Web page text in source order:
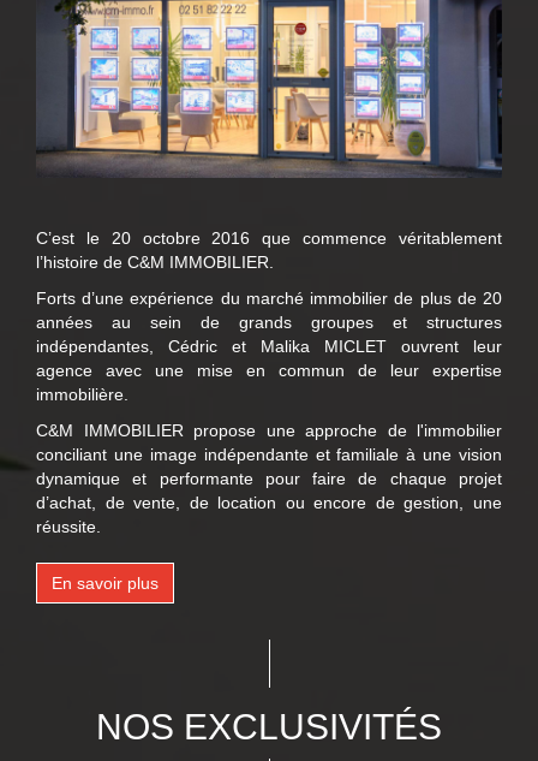
C’est le 20 octobre 2016 que commence véritablement
l’histoire de C&M IMMOBILIER.
Forts d’une expérience du marché immobilier de plus de 20
années au sein de grands groupes et structures
indépendantes, Cédric et Malika MICLET ouvrent leur
agence avec une mise en commun de leur expertise
immobilière.
C&M IMMOBILIER propose une approche de l'immobilier
conciliant une image indépendante et familiale à une vision
dynamique et performante pour faire de chaque projet
d’achat, de vente, de location ou encore de gestion, une
réussite.
En savoir plus
NOS EXCLUSIVITÉS